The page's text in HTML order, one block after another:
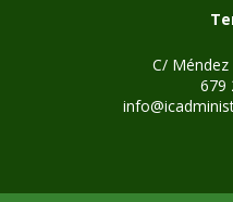
C/ Méndez
679